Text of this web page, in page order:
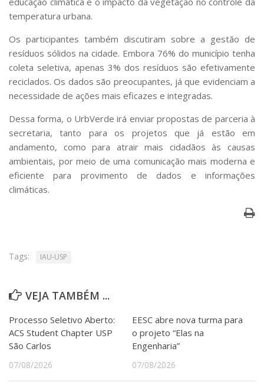
temperatura urbana.
Os participantes também discutiram sobre a gestão de
resíduos sólidos na cidade. Embora 76% do município tenha
coleta seletiva, apenas 3% dos resíduos são efetivamente
reciclados. Os dados são preocupantes, já que evidenciam a
necessidade de ações mais eficazes e integradas.
Dessa forma, o UrbVerde irá enviar propostas de parceria à
secretaria, tanto para os projetos que já estão em
andamento, como para atrair mais cidadãos às causas
ambientais, por meio de uma comunicação mais moderna e
eficiente para provimento de dados e informações
climáticas.
Tags: IAU-USP
VEJA TAMBÉM ...
Processo Seletivo Aberto:
ACS Student Chapter USP
São Carlos
07/08/2026
EESC abre nova turma para
o projeto “Elas na
Engenharia”
07/08/2026